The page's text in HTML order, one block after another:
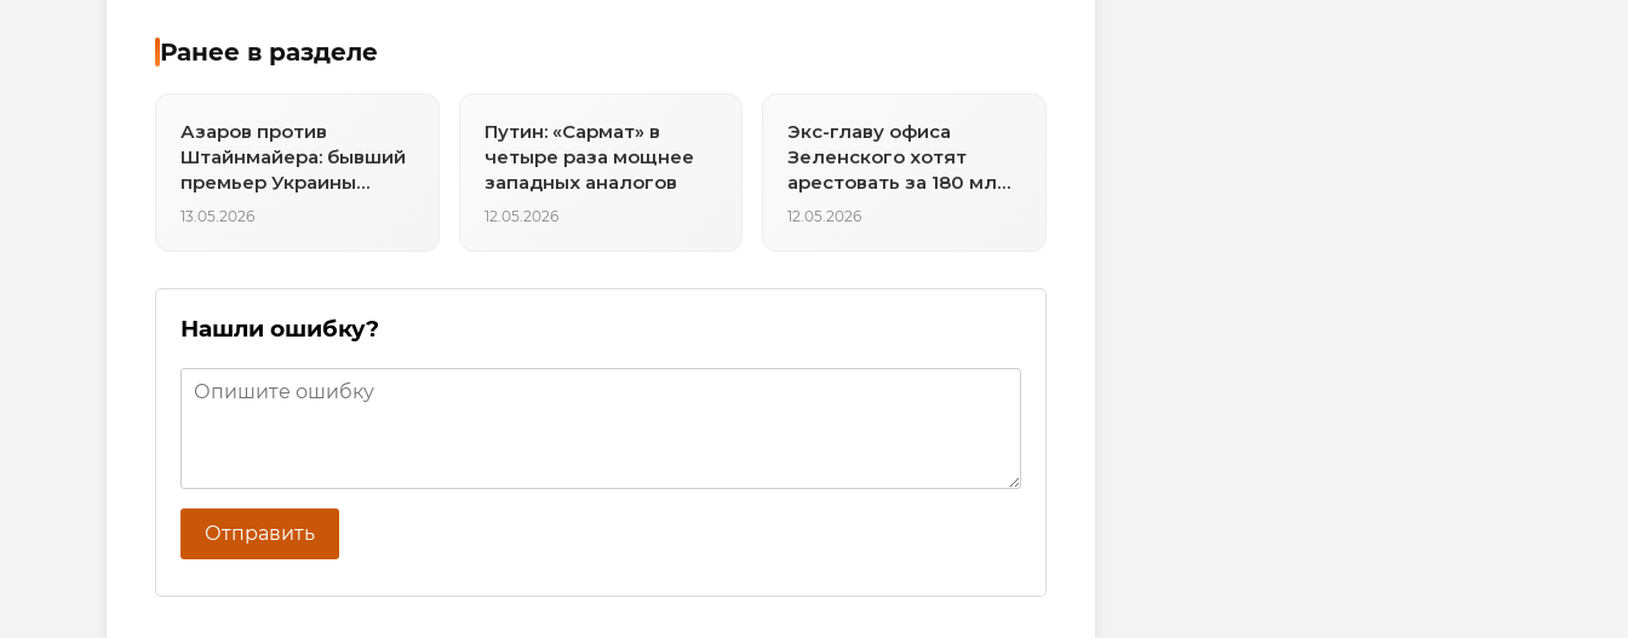
Ранее в разделе
Азаров против
Штайнмайера: бывший
премьер Украины
назвал его
13.05.2026
Путин: «Сармат» в
четыре раза мощнее
западных аналогов
12.05.2026
Экс-главу офиса
Зеленского хотят
арестовать за 180 млн.
гривен
12.05.2026
Нашли ошибку?
Отправить